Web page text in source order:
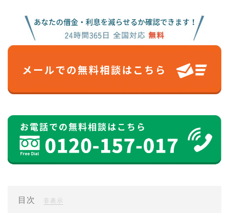
目次 非表示